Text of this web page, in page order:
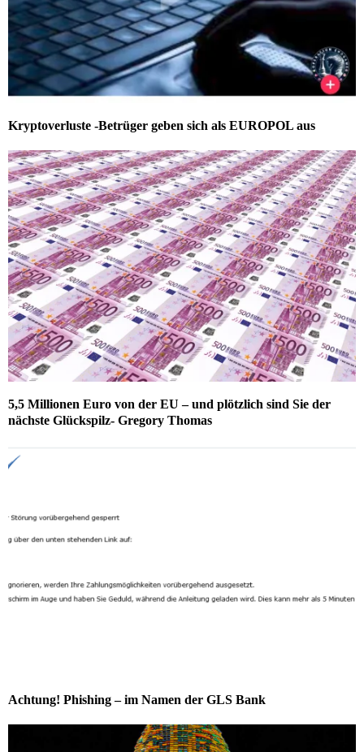
Kryptoverluste -Betrüger geben sich als EUROPOL aus
5,5 Millionen Euro von der EU – und plötzlich sind Sie der
nächste Glückspilz- Gregory Thomas
Achtung! Phishing – im Namen der GLS Bank